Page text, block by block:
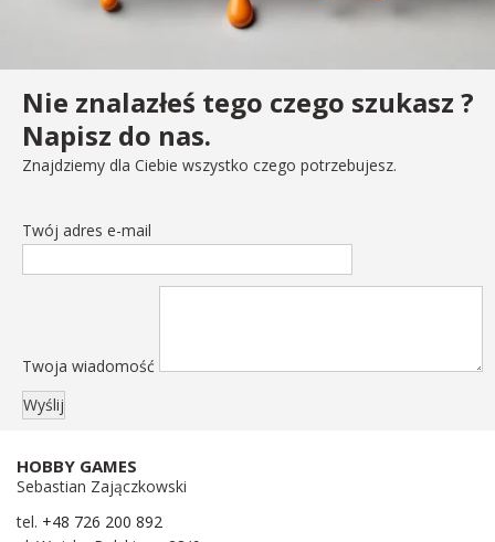
Nie znalazłeś tego czego szukasz ?
Napisz do nas.
Znajdziemy dla Ciebie wszystko czego potrzebujesz.
Twój adres e-mail
Twoja wiadomość
HOBBY GAMES
Sebastian Zajączkowski
tel. +48 726 200 892